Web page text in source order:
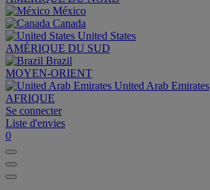
México
Canada
United States
AMÉRIQUE DU SUD
Brazil
MOYEN-ORIENT
United Arab Emirates
AFRIQUE
Se connecter
Liste d'envies
0